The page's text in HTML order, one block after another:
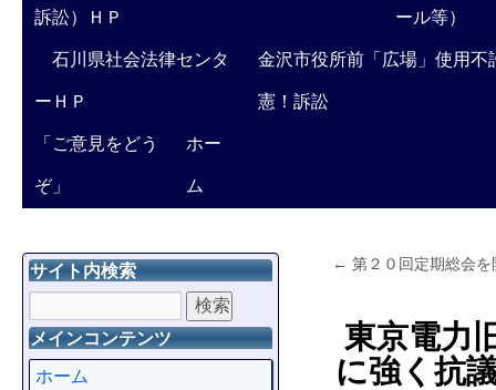
訴訟）ＨＰ ール等）
石川県社会法律センタ
ーＨＰ
金沢市役所前「広場」使用不
憲！訴訟
「ご意見をどう
ぞ」
ホー
ム
← 第２０回定期総会
東京電力
に強く抗
サイト内検索
メインコンテンツ
ホーム